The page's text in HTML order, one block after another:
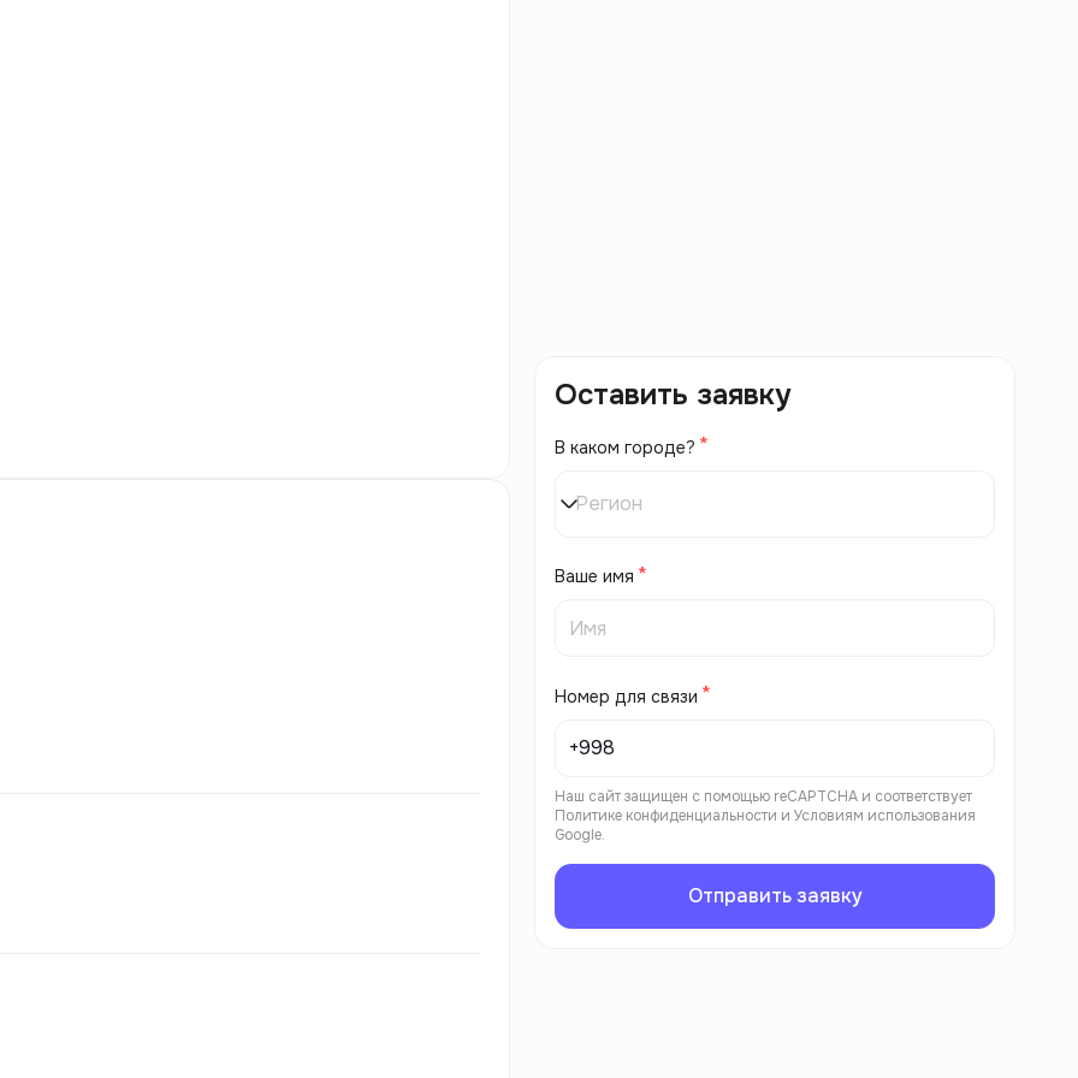
Оставить заявку
В каком городе?
Регион
Ваше имя
Номер для связи
Наш сайт защищен с помощью reCAPTCHA и соответствует
Политике конфиденциальности и Условиям использования
Google.
Отправить заявку